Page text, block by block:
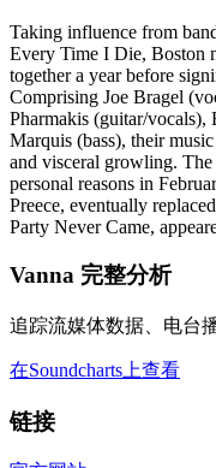
Taking influence from
Every Time I Die, Boston
together a year before
Comprising Joe Bragel
Pharmakis (guitar/vocals),
Marquis (bass), their
and visceral growling.
personal reasons in
Preece, eventually
Party Never Came,
Vanna 完整分析
追踪流媒体数据、电台
在Soundcharts上查看
链接